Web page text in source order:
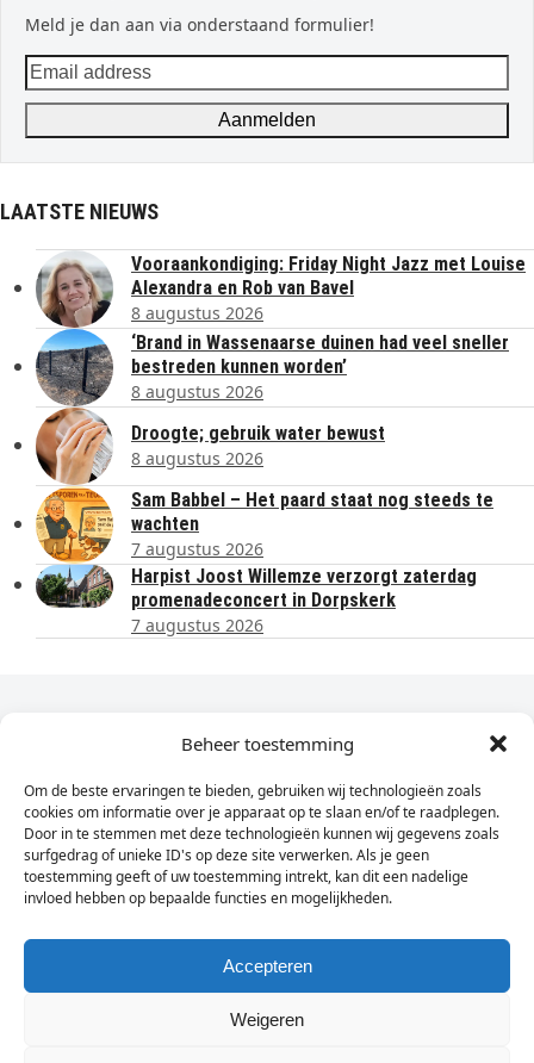
Beheer toestemming
Om de beste ervaringen te bieden, gebruiken wij technologieën zoals
cookies om informatie over je apparaat op te slaan en/of te raadplegen.
Door in te stemmen met deze technologieën kunnen wij gegevens zoals
surfgedrag of unieke ID's op deze site verwerken. Als je geen
toestemming geeft of uw toestemming intrekt, kan dit een nadelige
invloed hebben op bepaalde functies en mogelijkheden.
Accepteren
Weigeren
Meld je dan aan via onderstaand formulier!
Email
address
Aanmelden
LAATSTE NIEUWS
Vooraankondiging: Friday Night Jazz met Louise
Alexandra en Rob van Bavel
8 augustus 2026
‘Brand in Wassenaarse duinen had veel sneller
bestreden kunnen worden’
8 augustus 2026
Droogte; gebruik water bewust
8 augustus 2026
Sam Babbel – Het paard staat nog steeds te
wachten
7 augustus 2026
Harpist Joost Willemze verzorgt zaterdag
promenadeconcert in Dorpskerk
7 augustus 2026
Dagelijks het laatste nieuws in je e-mail?
Vul
hier
je
e-
mailadres
in
Sign Up